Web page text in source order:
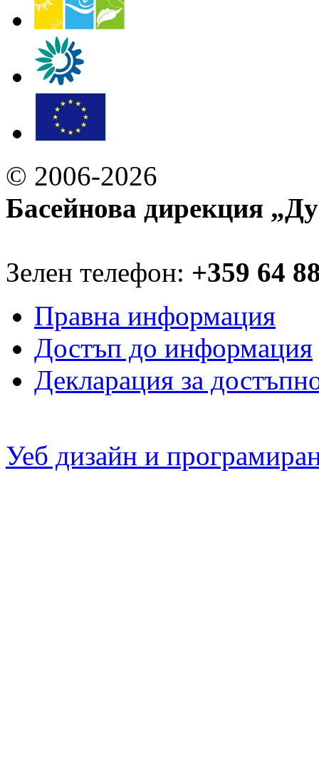
© 2006-2026
Басейнова дирекция
Зелен телефон: +359 64
Правна информация
Достъп до информация
Декларация за
Уеб дизайн и